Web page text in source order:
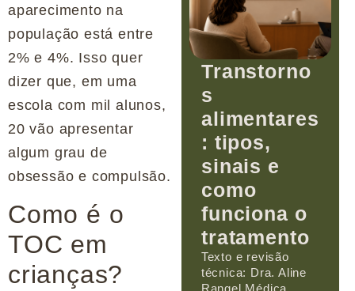
aparecimento na
população está entre
2% e 4%. Isso quer
dizer que, em uma
escola com mil alunos,
20 vão apresentar
algum grau de
obsessão e compulsão.
Como é o
TOC em
crianças?
Transtorno
s
alimentares
: tipos,
sinais e
como
funciona o
tratamento
Texto e revisão
técnica: Dra. Aline
Rangel Médica